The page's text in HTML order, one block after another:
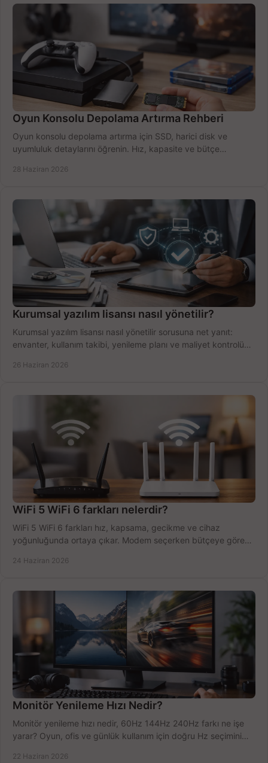
Oyun Konsolu Depolama Artırma Rehberi
Oyun konsolu depolama artırma için SSD, harici disk ve
uyumluluk detaylarını öğrenin. Hız, kapasite ve bütçe
28 Haziran 2026
Kurumsal yazılım lisansı nasıl yönetilir?
Kurumsal yazılım lisansı nasıl yönetilir sorusuna net yanıt:
envanter, kullanım takibi, yenileme planı ve maliyet kontrolü
26 Haziran 2026
WiFi 5 WiFi 6 farkları nelerdir?
WiFi 5 WiFi 6 farkları hız, kapsama, gecikme ve cihaz
yoğunluğunda ortaya çıkar. Modem seçerken bütçeye göre
24 Haziran 2026
Monitör Yenileme Hızı Nedir?
Monitör yenileme hızı nedir, 60Hz 144Hz 240Hz farkı ne işe
yarar? Oyun, ofis ve günlük kullanım için doğru Hz seçimini
22 Haziran 2026